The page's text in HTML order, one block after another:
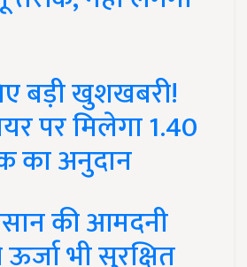
बड़ी खुशखबरी!
पर मिलेगा 1.40
का अनुदान
की आमदनी
भी सुरक्षित